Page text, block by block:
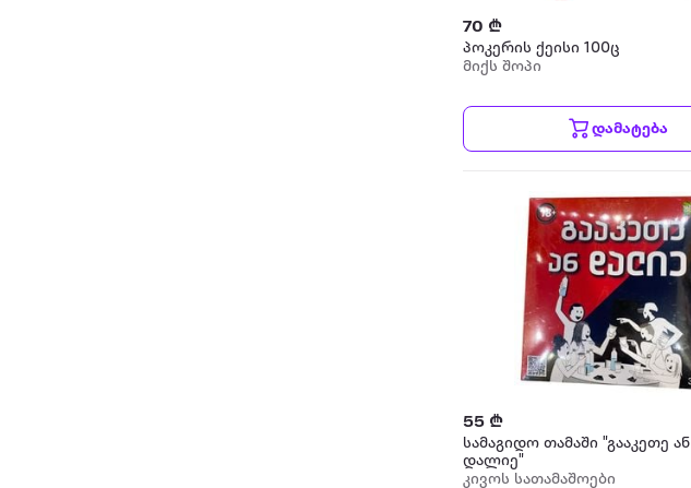
70 ₾
პოკერის ქეისი 100ც
მიქს შოპი
დამატება
55 ₾
სამაგიდო თამაში "გააკეთე ან
დალიე"
კივოს სათამაშოები